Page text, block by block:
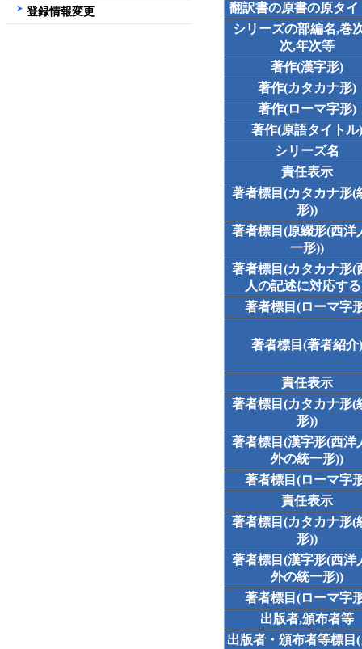
翻訳書の原書の原タイ
シリーズの部編名,巻
次,年次等
著作(漢字形)
著作(カタカナ形)
著作(ローマ字形)
著作(原語タイトル)
シリーズ名
責任表示
著者標目(カタカナ形(
形))
著者標目(原綴形(西洋
一形))
著者標目(カタカナ形(
人の記述に対応す
著者標目(ローマ字
著者標目(著者紹介)
責任表示
著者標目(カタカナ形(
形))
著者標目(漢字形(西洋
外の統一形))
著者標目(ローマ字
責任表示
著者標目(カタカナ形(
形))
著者標目(漢字形(西洋
外の統一形))
著者標目(ローマ字
出版者,頒布者等
出版者・頒布者等標目
登録情報変更